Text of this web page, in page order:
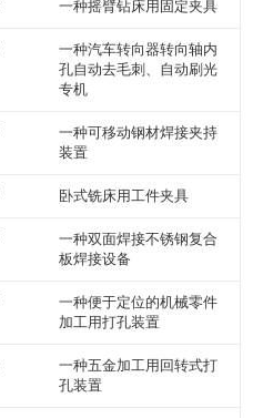
一种摇臂钻床用固定夹具
一种汽车转向器转向轴内
孔自动去毛刺、自动刷光
专机
一种可移动钢材焊接夹持
装置
卧式铣床用工件夹具
一种双面焊接不锈钢复合
板焊接设备
一种便于定位的机械零件
加工用打孔装置
一种五金加工用回转式打
孔装置